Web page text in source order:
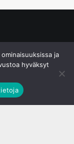
ja
hyväksyt